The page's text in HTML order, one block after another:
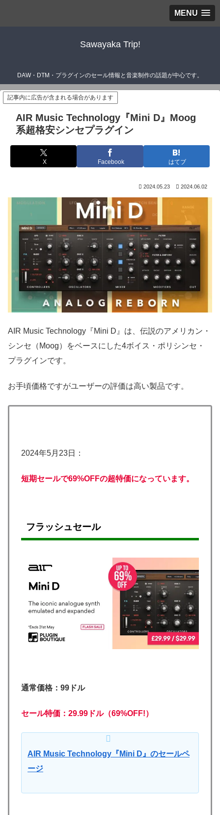
MENU
Sawayaka Trip!
DAW・DTM・プラグインのセール情報と音楽制作の話題が中心です。
記事内に広告が含まれる場合があります
AIR Music Technology『Mini D』Moog
系超格安シンセプラグイン
X Facebook はてブ
2024.05.23 2024.06.02
AIR Music Technology『Mini D』は、伝説のアメリカン・
シンセ（Moog）をベースにした4ボイス・ポリシンセ・
プラグインです。
お手頃価格ですがユーザーの評価は高い製品です。
2024年5月23日：
短期セールで69%OFFの超特価になっています。
フラッシュセール
通常価格：99ドル
セール特価：29.99ドル（69%OFF!）
AIR Music Technology『Mini D』のセールペ
ージ